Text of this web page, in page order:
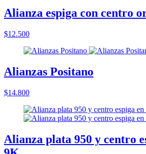
Alianza espiga con centro
$12.500
Alianzas Positano
$14.800
Alianza plata 950 y centro